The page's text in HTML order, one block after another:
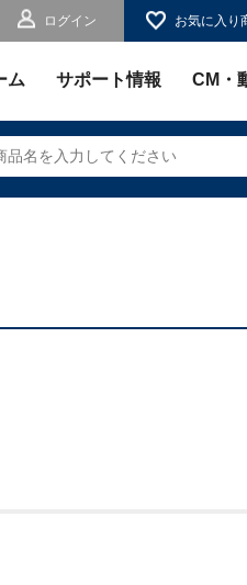
ログイン お気に入り
ム サポート情報 CM・